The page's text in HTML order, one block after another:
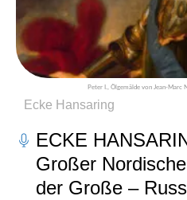
ÜBER
Peter I., Ölgemälde von Jean-
Ecke Hansaring
ECKE
Großer
der Große –